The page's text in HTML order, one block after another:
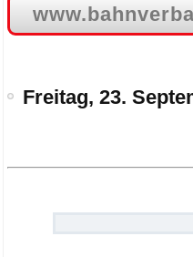
Freitag, 23.